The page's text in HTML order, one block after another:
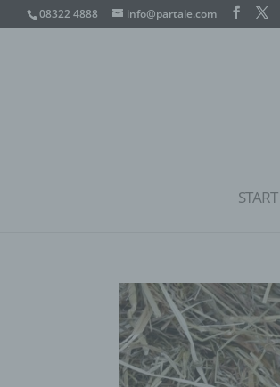
08322 4888 info@partale.com
START